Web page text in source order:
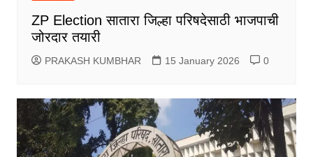
ZP Election सातारा जिल्हा परिषदेसाठी भाजपाची
जोरदार तयारी
PRAKASH KUMBHAR 15 January 2026 0